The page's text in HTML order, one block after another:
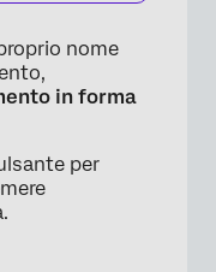
×
nome
in forma
per